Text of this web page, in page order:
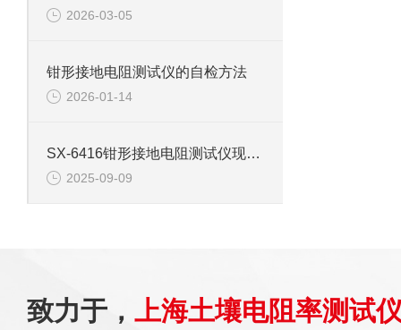
2026-03-05
钳形接地电阻测试仪的自检方法
2026-01-14
SX-6416钳形接地电阻测试仪现场测试应用
2025-09-09
致力于， 上海土壤电阻率测试